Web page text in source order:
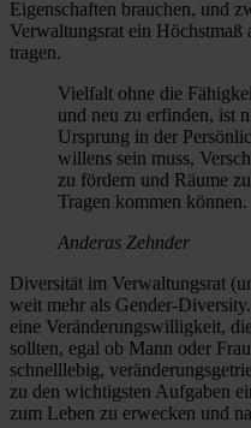
Eigenschaften brauchen, und
Verwaltungsrat ein
tragen.
Vielfalt ohne die
und neu zu erfinden, ist
Ursprung in der
willens sein muss,
zu fördern und Räume
Tragen kommen können.
Anderas Zehnder
Diversität im Verwaltungsrat
weit mehr als Gender-
eine Veränderungswilligkeit,
sollten, egal ob Mann oder
schnelllebig,
zu den wichtigsten Aufgaben
zum Leben zu erwecken und